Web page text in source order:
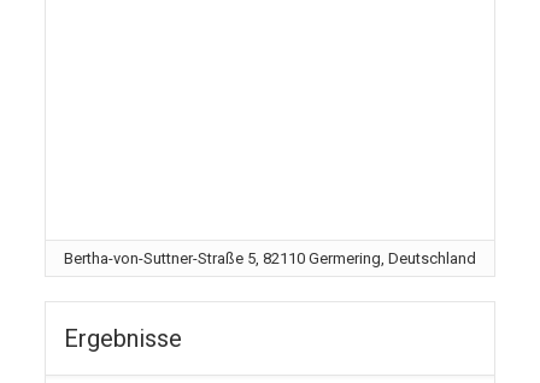
Bertha-von-Suttner-Straße 5, 82110 Germering, Deutschland
Ergebnisse